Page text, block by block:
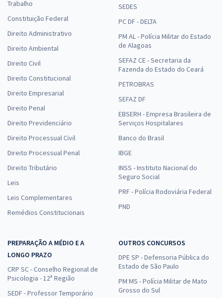
Trabalho
Constituição Federal
Direito Administrativo
Direito Ambiental
Direito Civil
Direito Constitucional
Direito Empresarial
Direito Penal
Direito Previdenciário
Direito Processual Civil
Direito Processual Penal
Direito Tributário
Leis
Leis Complementares
Remédios Constitucionais
SEDES
PC DF - DELTA
PM AL - Polícia Militar do Estado
de Alagoas
SEFAZ CE - Secretaria da
Fazenda do Estado do Ceará
PETROBRAS
SEFAZ DF
EBSERH - Empresa Brasileira de
Serviços Hospitalares
Banco do Brasil
IBGE
INSS - Instituto Nacional do
Seguro Social
PRF - Polícia Rodoviária Federal
PND
PREPARAÇÃO A MÉDIO E A
LONGO PRAZO
CRP SC - Conselho Regional de
Psicologia - 12ª Região
SEDF - Professor Temporário
OUTROS CONCURSOS
DPE SP - Defensoria Pública do
Estado de São Paulo
PM MS - Polícia Militar de Mato
Grosso do Sul